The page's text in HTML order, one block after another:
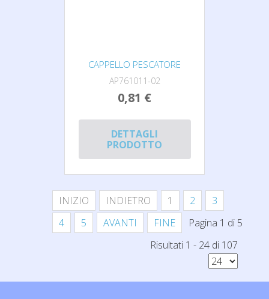
CAPPELLO PESCATORE
AP761011-02
0,81 €
DETTAGLI
PRODOTTO
INIZIO INDIETRO 1 2
3
4
5 AVANTI FINE
Pagina 1 di 5
Risultati 1 - 24 di 107